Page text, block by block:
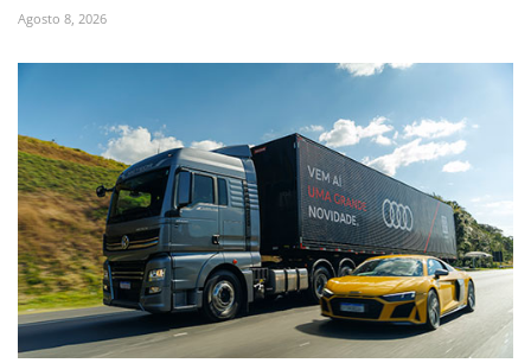
Agosto 8, 2026